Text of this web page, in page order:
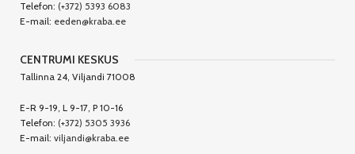
Telefon: (+372) 5393 6083
E-mail: eeden@kraba.ee
CENTRUMI KESKUS
Tallinna 24, Viljandi 71008
E-R 9-19, L 9-17, P 10-16
Telefon: (+372) 5305 3936
E-mail: viljandi@kraba.ee